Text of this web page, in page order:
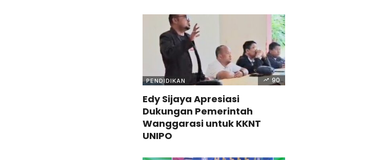
PENDIDIKAN 90
Edy Sijaya Apresiasi
Dukungan Pemerintah
Wanggarasi untuk KKNT
UNIPO